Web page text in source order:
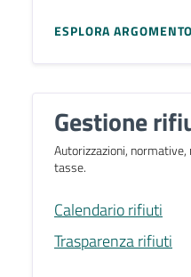
ESPLORA ARGOMENTO
Gestione
Autorizzazioni,
tasse.
Calendario rifiuti
Trasparenza rifiuti